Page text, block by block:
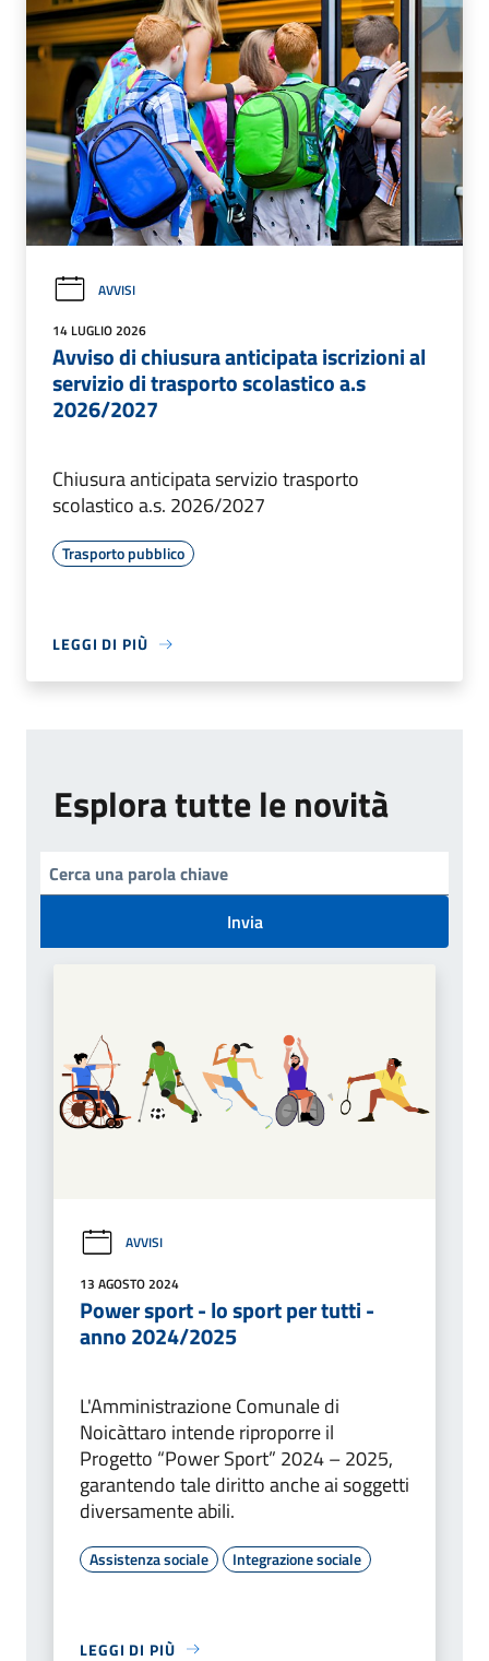
AVVISI
14 LUGLIO 2026
Avviso di chiusura anticipata iscrizioni al
servizio di trasporto scolastico a.s
2026/2027
Chiusura anticipata servizio trasporto
scolastico a.s. 2026/2027
Trasporto pubblico
LEGGI DI PIÙ
Esplora tutte le novità
Invia
AVVISI
13 AGOSTO 2024
Power sport - lo sport per tutti -
anno 2024/2025
L'Amministrazione Comunale di
Noicàttaro intende riproporre il
Progetto “Power Sport” 2024 – 2025,
garantendo tale diritto anche ai soggetti
diversamente abili.
Assistenza sociale Integrazione sociale
LEGGI DI PIÙ